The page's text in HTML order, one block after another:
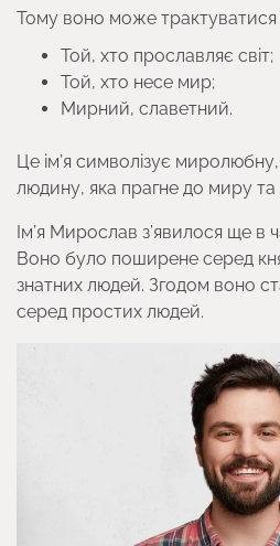
Тому воно може трактуватися
Той, хто прославляє світ;
Той, хто несе мир;
Мирний, славетний.
Це ім’я символізує
людину, яка прагне до миру та
Ім’я Мирослав з’явилося ще в
Воно було поширене серед
знатних людей. Згодом воно
серед простих людей.